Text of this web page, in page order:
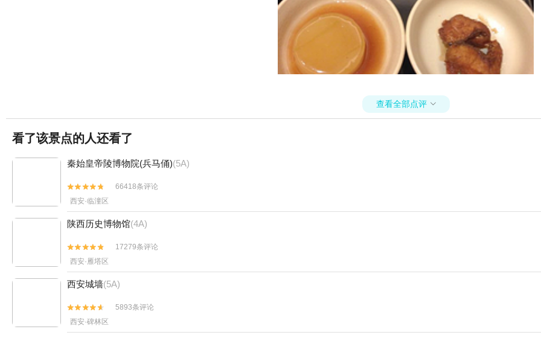
查看全部点评 
看了该景点的人还看了
秦始皇帝陵博物院(兵马俑)(5A)


66418条评论
西安·临潼区
陕西历史博物馆(4A)


17279条评论
西安·雁塔区
西安城墙(5A)


5893条评论
西安·碑林区